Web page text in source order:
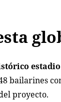
bailarines
proyecto.